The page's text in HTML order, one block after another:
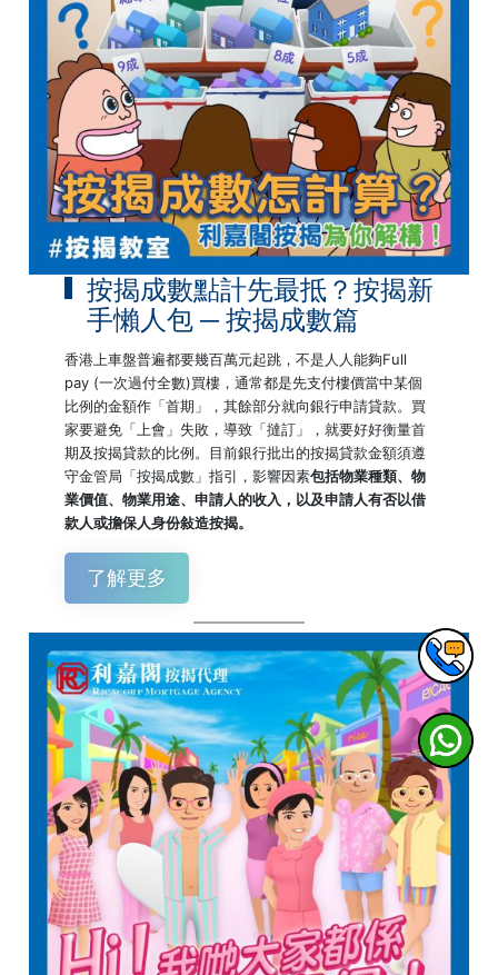
按揭成數點計先最抵？按揭新
手懶人包 ─ 按揭成數篇
香港上車盤普遍都要幾百萬元起跳，不是人人能夠Full
pay (一次過付全數)買樓，通常都是先支付樓價當中某個
比例的金額作「首期」，其餘部分就向銀行申請貸款。買
家要避免「上會」失敗，導致「撻訂」，就要好好衡量首
期及按揭貸款的比例。目前銀行批出的按揭貸款金額須遵
守金管局「按揭成數」指引，影響因素包括物業種類、物
業價值、物業用途、申請人的收入，以及申請人有否以借
款人或擔保人身份敍造按揭。
了解更多